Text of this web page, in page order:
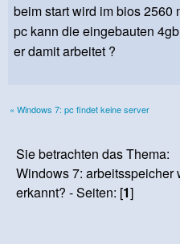
beim start wird im bios 2560
pc kann die eingebauten
er damit arbeitet ?
« Windows 7: pc findet keine server
Sie betrachten das Thema:
Windows 7: arbeitsspeicher
erkannt? - Seiten: [1]